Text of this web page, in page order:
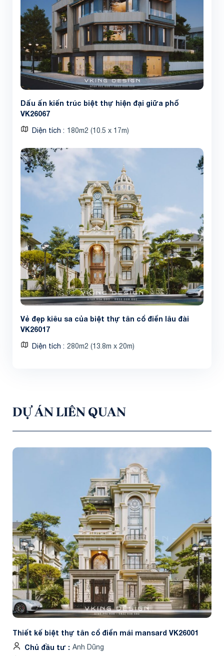
Dấu ấn kiến trúc biệt thự hiện đại giữa phố
VK26067
Diện tích 180m2 (10.5 x 17m)
Vẻ đẹp kiêu sa của biệt thự tân cổ điển lâu đài
VK26017
Diện tích 280m2 (13.8m x 20m)
DỰ ÁN LIÊN QUAN
Thiết kế biệt thự tân cổ điển mái mansard VK26001
Chủ đầu tư
Anh Dũng